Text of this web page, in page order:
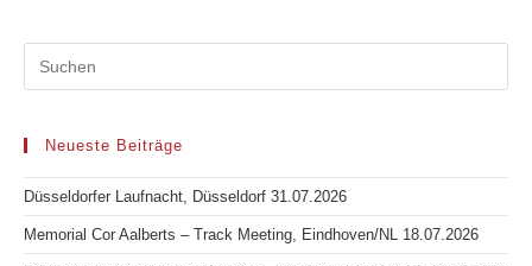
Neueste Beiträge
Düsseldorfer Laufnacht, Düsseldorf 31.07.2026
Memorial Cor Aalberts – Track Meeting, Eindhoven/NL 18.07.2026